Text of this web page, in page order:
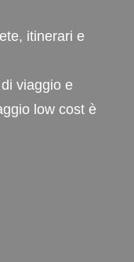
itinerari e
viaggio e
low cost è